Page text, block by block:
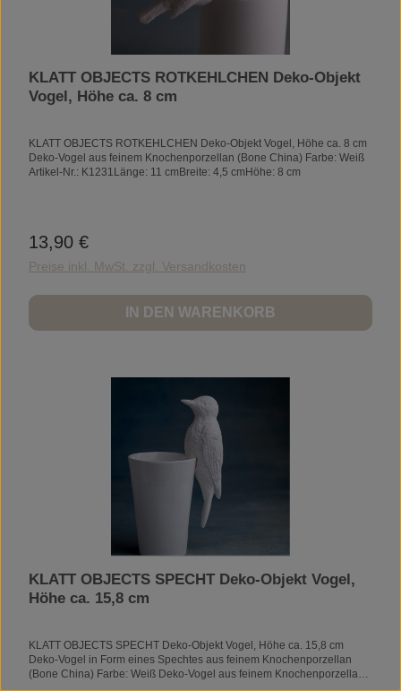
KLATT OBJECTS ROTKEHLCHEN Deko-Objekt
Vogel, Höhe ca. 8 cm
KLATT OBJECTS ROTKEHLCHEN Deko-Objekt Vogel, Höhe ca. 8 cm
Deko-Vogel aus feinem Knochenporzellan (Bone China) Farbe: Weiß
Artikel-Nr.: K1231Länge: 11 cmBreite: 4,5 cmHöhe: 8 cm
Regulärer Preis:
13,90 €
Preise inkl. MwSt. zzgl. Versandkosten
IN DEN WARENKORB
KLATT OBJECTS SPECHT Deko-Objekt Vogel,
Höhe ca. 15,8 cm
KLATT OBJECTS SPECHT Deko-Objekt Vogel, Höhe ca. 15,8 cm
Deko-Vogel in Form eines Spechtes aus feinem Knochenporzellan
(Bone China) Farbe: Weiß Deko-Vogel aus feinem Knochenporzellan
(Bone China) Farbe: Weiß Artikel-Nr.: K1478Länge: 15,8 cmBreite: 5,2